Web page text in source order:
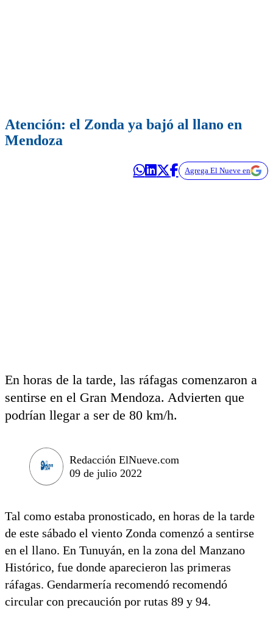
Atención: el Zonda ya bajó al llano en
Mendoza
Agrega El Nueve en
En horas de la tarde, las ráfagas comenzaron a
sentirse en el Gran Mendoza. Advierten que
podrían llegar a ser de 80 km/h.
Redacción ElNueve.com
09 de julio 2022
Tal como estaba pronosticado, en horas de la tarde
de este sábado el viento Zonda comenzó a sentirse
en el llano. En Tunuyán, en la zona del Manzano
Histórico, fue donde aparecieron las primeras
ráfagas. Gendarmería recomendó recomendó
circular con precaución por rutas 89 y 94.